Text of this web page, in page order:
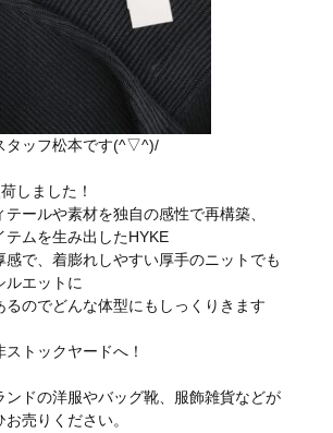
タッフ松本です(^▽^)/
しました！
ールや素材を独自の感性で再構築、
テムを生み出したHYKE
感で、着膨れしやすい厚手のニットでも
ルエットに
るのでどんな体型にもしっくりきます
トックヤードへ！
ンドの洋服やバッグ靴、服飾雑貨などが
売りください。